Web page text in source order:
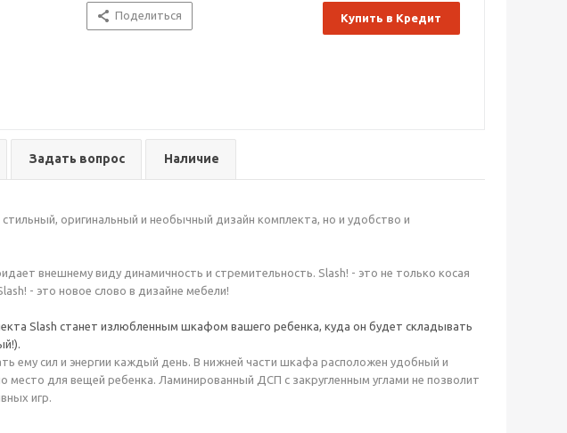
Поделиться Купить в Кредит
Задать вопрос Наличие
оригинальный и необычный дизайн комплекта, но и удобство и
внешнему виду динамичность и стремительность. Slash! - это не только косая
- это новое слово в дизайне мебели!
Slash станет излюбленным шкафом вашего ребенка, куда он будет складывать
ему сил и энергии каждый день. В нижней части шкафа расположен удобный и
место для вещей ребенка. Ламинированный ДСП с закругленным углами не позволит
игр.